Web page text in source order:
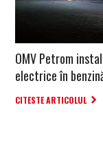
OMV Petrom
electrice în
CITESTE ARTICOLUL